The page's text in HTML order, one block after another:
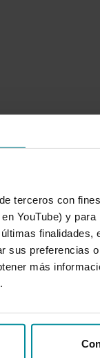
terceros con
YouTube) y
sus preferencias
más